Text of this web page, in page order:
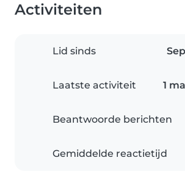
Activiteiten
Lid sinds
Laatste activiteit 1
Beantwoorde berichten
Gemiddelde reactietijd